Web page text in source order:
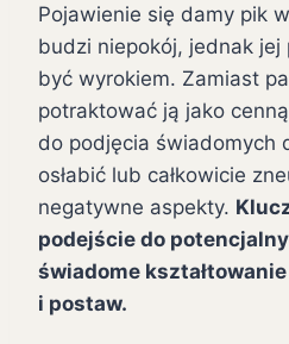
Pojawienie się damy pik
budzi niepokój, jednak jej
być wyrokiem. Zamiast
potraktować ją jako
do podjęcia świadomych
osłabić lub całkowicie
negatywne aspekty.
podejście do
świadome
i postaw.